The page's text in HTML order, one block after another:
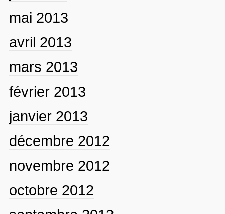
mai 2013
avril 2013
mars 2013
février 2013
janvier 2013
décembre 2012
novembre 2012
octobre 2012